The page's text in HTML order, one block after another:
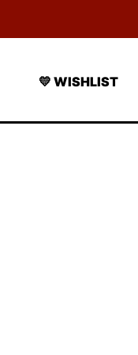
💛 WISHLIST